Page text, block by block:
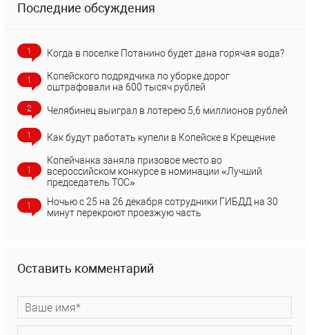
Последние обсуждения
1 Когда в поселке Потанино будет дана горячая вода?
1
Копейского подрядчика по уборке дорог
оштрафовали на 600 тысяч рублей
2 Челябинец выиграл в лотерею 5,6 миллионов рублей
1 Как будут работать купели в Копейске в Крещение
1
Копейчанка заняла призовое место во
всероссийском конкурсе в номинации «Лучший
председатель ТОС»
1
Ночью с 25 на 26 декабря сотрудники ГИБДД на 30
минут перекроют проезжую часть
Оставить комментарий